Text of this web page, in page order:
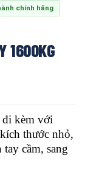
chính hãng
1600KG
đi kèm với
thước nhỏ,
cầm, sang